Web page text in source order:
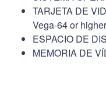
TARJETA DE
Vega-64 or
ESPACIO DE
MEMORIA DE